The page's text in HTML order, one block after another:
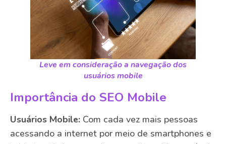
Leve em consideração a navegação dos
usuários mobile
Importância do SEO Mobile
Usuários Mobile: Com cada vez mais pessoas
acessando a internet por meio de smartphones e